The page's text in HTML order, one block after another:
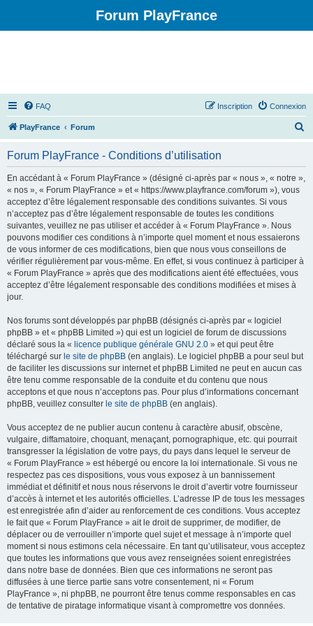
Forum PlayFrance
FAQ Connexion
Inscription
PlayFrance Forum
Forum PlayFrance - Conditions d’utilisation
En accédant à « Forum PlayFrance » (désigné ci-après par « nous », « notre »,
« nos », « Forum PlayFrance » et « https://www.playfrance.com/forum »), vous
acceptez d’être légalement responsable des conditions suivantes. Si vous
n’acceptez pas d’être légalement responsable de toutes les conditions
suivantes, veuillez ne pas utiliser et accéder à « Forum PlayFrance ». Nous
pouvons modifier ces conditions à n’importe quel moment et nous essaierons
de vous informer de ces modifications, bien que nous vous conseillons de
vérifier régulièrement par vous-même. En effet, si vous continuez à participer à
« Forum PlayFrance » après que des modifications aient été effectuées, vous
acceptez d’être légalement responsable des conditions modifiées et mises à
jour.
Nos forums sont développés par phpBB (désignés ci-après par « logiciel
phpBB » et « phpBB Limited ») qui est un logiciel de forum de discussions
déclaré sous la « licence publique générale GNU 2.0 » et qui peut être
téléchargé sur le site de phpBB (en anglais). Le logiciel phpBB a pour seul but
de faciliter les discussions sur internet et phpBB Limited ne peut en aucun cas
être tenu comme responsable de la conduite et du contenu que nous
acceptons et que nous n’acceptons pas. Pour plus d’informations concernant
phpBB, veuillez consulter le site de phpBB (en anglais).
Vous acceptez de ne publier aucun contenu à caractère abusif, obscène,
vulgaire, diffamatoire, choquant, menaçant, pornographique, etc. qui pourrait
transgresser la législation de votre pays, du pays dans lequel le serveur de
« Forum PlayFrance » est hébergé ou encore la loi internationale. Si vous ne
respectez pas ces dispositions, vous vous exposez à un bannissement
immédiat et définitif et nous nous réservons le droit d’avertir votre fournisseur
d’accès à internet et les autorités officielles. L’adresse IP de tous les messages
est enregistrée afin d’aider au renforcement de ces conditions. Vous acceptez
le fait que « Forum PlayFrance » ait le droit de supprimer, de modifier, de
déplacer ou de verrouiller n’importe quel sujet et message à n’importe quel
moment si nous estimons cela nécessaire. En tant qu’utilisateur, vous acceptez
que toutes les informations que vous avez renseignées soient enregistrées
dans notre base de données. Bien que ces informations ne seront pas
diffusées à une tierce partie sans votre consentement, ni « Forum
PlayFrance », ni phpBB, ne pourront être tenus comme responsables en cas
de tentative de piratage informatique visant à compromettre vos données.